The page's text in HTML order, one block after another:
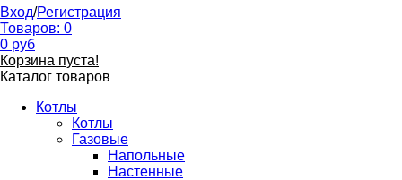
Вход/Регистрация
Товаров: 0
0 руб
Корзина пуста!
Каталог товаров
Котлы
Котлы
Газовые
Напольные
Настенные